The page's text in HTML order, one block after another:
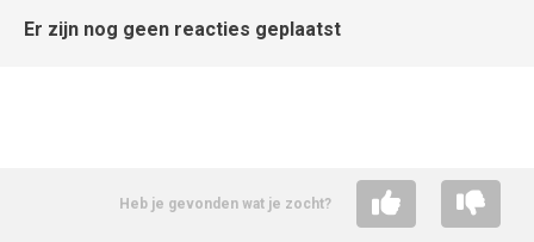
Er zijn nog geen reacties geplaatst
Heb je gevonden wat je zocht?